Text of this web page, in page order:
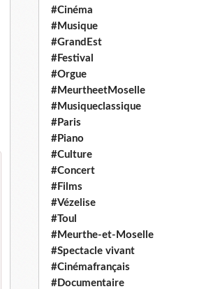
#Cinéma
#Musique
#GrandEst
#Festival
#Orgue
#MeurtheetMoselle
#Musiqueclassique
#Paris
#Piano
#Culture
#Concert
#Films
#Vézelise
#Toul
#Meurthe-et-Moselle
#Spectacle vivant
#Cinémafrançais
#Documentaire